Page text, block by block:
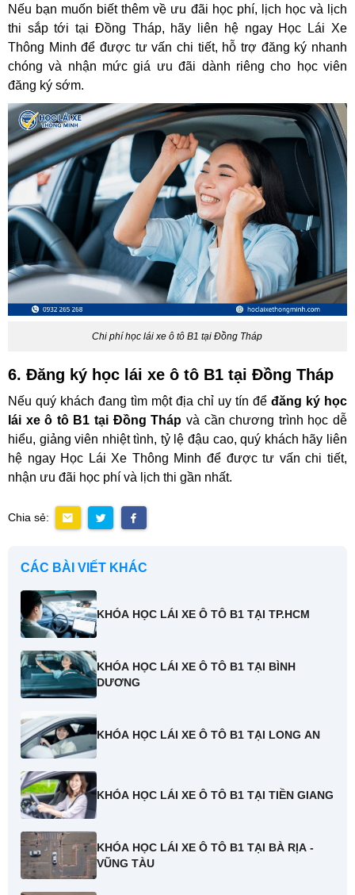
Nếu bạn muốn biết thêm về ưu đãi học phí, lịch học và lịch
thi sắp tới tại Đồng Tháp, hãy liên hệ ngay Học Lái Xe
Thông Minh để được tư vấn chi tiết, hỗ trợ đăng ký nhanh
chóng và nhận mức giá ưu đãi dành riêng cho học viên
đăng ký sớm.
Chi phí học lái xe ô tô B1 tại Đồng Tháp
6. Đăng ký học lái xe ô tô B1 tại Đồng Tháp
Nếu quý khách đang tìm một địa chỉ uy tín để đăng ký học
lái xe ô tô B1 tại Đồng Tháp và cần chương trình học dễ
hiểu, giảng viên nhiệt tình, tỷ lệ đậu cao, quý khách hãy liên
hệ ngay Học Lái Xe Thông Minh để được tư vấn chi tiết,
nhận ưu đãi học phí và lịch thi gần nhất.
Chia sẻ:
CÁC BÀI VIẾT KHÁC
KHÓA HỌC LÁI XE Ô TÔ B1 TẠI TP.HCM
KHÓA HỌC LÁI XE Ô TÔ B1 TẠI BÌNH
DƯƠNG
KHÓA HỌC LÁI XE Ô TÔ B1 TẠI LONG AN
KHÓA HỌC LÁI XE Ô TÔ B1 TẠI TIỀN GIANG
KHÓA HỌC LÁI XE Ô TÔ B1 TẠI BÀ RỊA -
VŨNG TÀU